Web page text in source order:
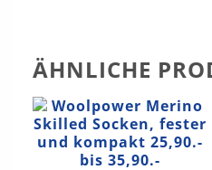
ÄHNLICHE